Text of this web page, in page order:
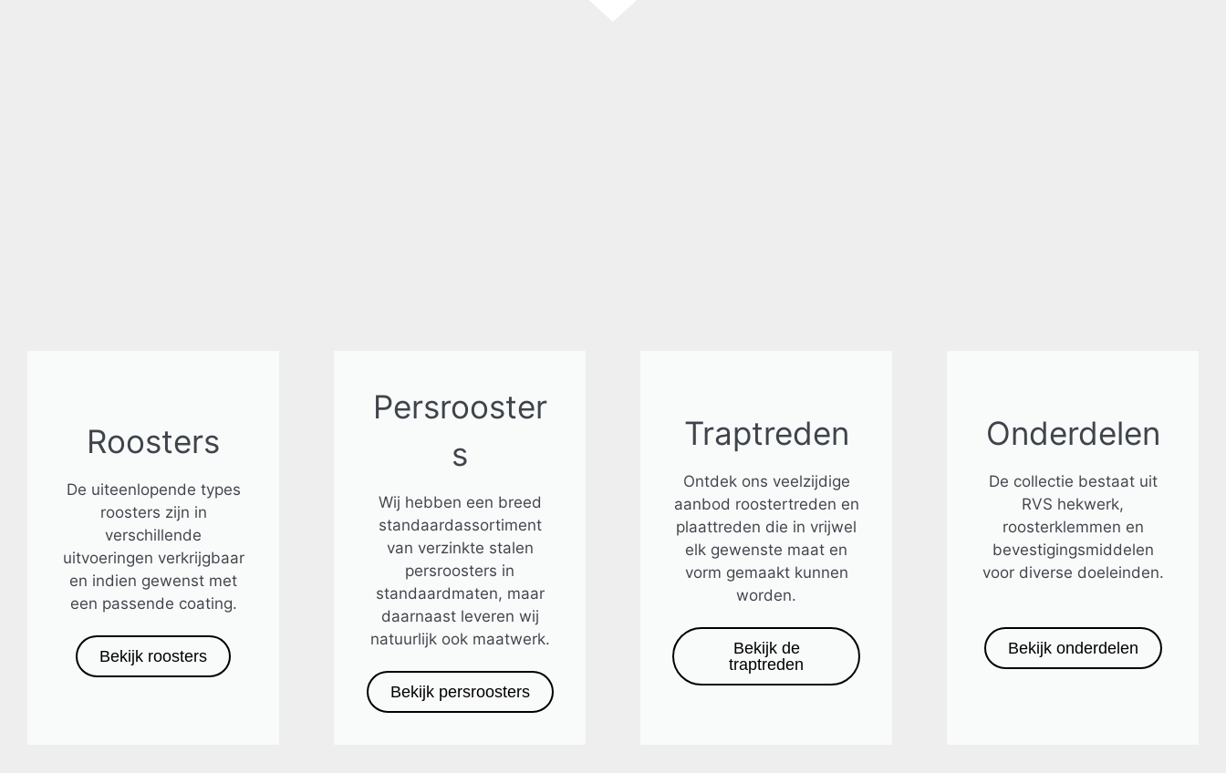
Roosters
De uiteenlopende types
roosters zijn in
verschillende
uitvoeringen verkrijgbaar
en indien gewenst met
een passende coating.
Bekijk roosters
Persrooster
s
Wij hebben een breed
standaardassortiment
van verzinkte stalen
persroosters in
standaardmaten, maar
daarnaast leveren wij
natuurlijk ook maatwerk.
Bekijk persroosters
Traptreden
Ontdek ons veelzijdige
aanbod roostertreden en
plaattreden die in vrijwel
elk gewenste maat en
vorm gemaakt kunnen
worden.
Bekijk de
traptreden
Onderdelen
De collectie bestaat uit
RVS hekwerk,
roosterklemmen en
bevestigingsmiddelen
voor diverse doeleinden.
Bekijk onderdelen